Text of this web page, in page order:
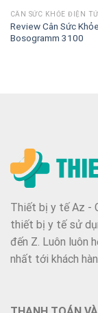
CÂN SỨC KHỎE ĐIỆN TỬ
Review Cân Sức
Bosogramm 3100
Thiết bị y tế Az -
thiết bị y tế sử
đến Z. Luôn luôn
nhất tới khách